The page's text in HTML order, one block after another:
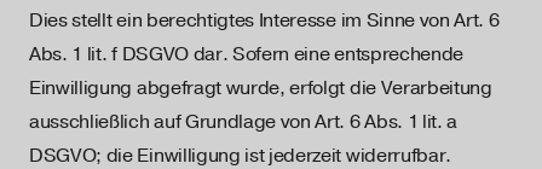
Dies stellt ein berechtigtes Interesse im Sinne von Art. 6
Abs. 1 lit. f DSGVO dar. Sofern eine entsprechende
Einwilligung abgefragt wurde, erfolgt die Verarbeitung
ausschließlich auf Grundlage von Art. 6 Abs. 1 lit. a
DSGVO; die Einwilligung ist jederzeit widerrufbar.